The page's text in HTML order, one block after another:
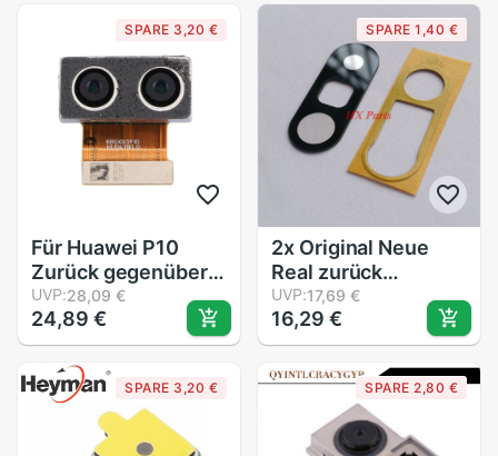
SPARE 3,20 €
Für Huawei P10
Zurück gegenüber
Kamera Modul
biegen Kabel für
Huawei P10 Zurück
Hinten Kamera
UVP:28,09 €
24,89 €
SPARE 1,40 €
2x Original Neue
Real zurück
Kameraobjektiv-
blenden Glas
Kamera Objektiv mit
Anhaftender
Aufkleber Für LG G5
H850 H820 H830
VS987 LS992
UVP:17,69 €
16,29 €
SPARE 3,20 € SPARE 2,80 €